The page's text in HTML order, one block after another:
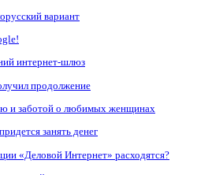
вариант
интернет-шлюз
продолжение
и заботой о любимых женщинах
занять денег
«Деловой Интернет» расходятся?